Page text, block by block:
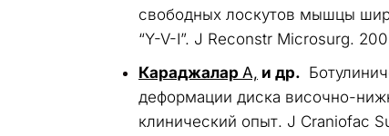
свободных лоскутов мышцы
“Y-V-I”. J Reconstr Microsurg.
Караджалар А, и др.
деформации диска височно-
клинический опыт. J Craniofac